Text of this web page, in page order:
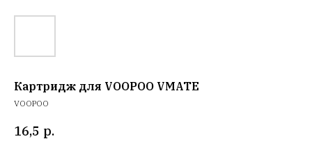
Картридж для VOOPOO VMATE
VOOPOO
16,5 р.